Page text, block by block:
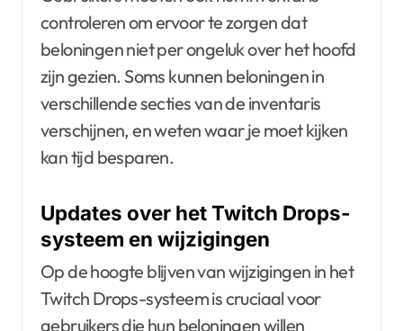
controleren om ervoor te zorgen dat
beloningen niet per ongeluk over het hoofd
zijn gezien. Soms kunnen beloningen in
verschillende secties van de inventaris
verschijnen, en weten waar je moet kijken
kan tijd besparen.
Updates over het Twitch Drops-
systeem en wijzigingen
Op de hoogte blijven van wijzigingen in het
Twitch Drops-systeem is cruciaal voor
gebruikers die hun beloningen willen